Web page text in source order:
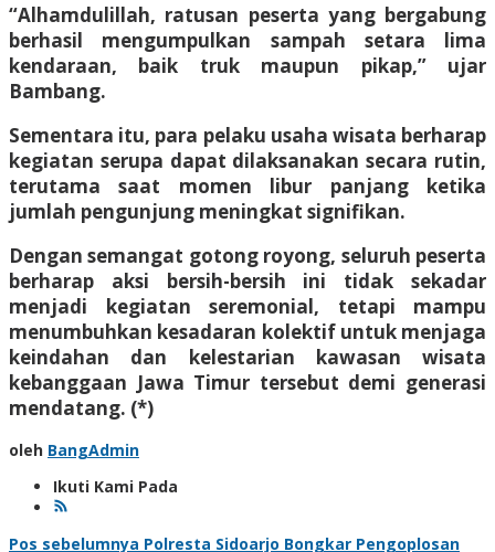
“Alhamdulillah, ratusan peserta yang bergabung
berhasil mengumpulkan sampah setara lima
kendaraan, baik truk maupun pikap,” ujar
Bambang.
Sementara itu, para pelaku usaha wisata berharap
kegiatan serupa dapat dilaksanakan secara rutin,
terutama saat momen libur panjang ketika
jumlah pengunjung meningkat signifikan.
Dengan semangat gotong royong, seluruh peserta
berharap aksi bersih-bersih ini tidak sekadar
menjadi kegiatan seremonial, tetapi mampu
menumbuhkan kesadaran kolektif untuk menjaga
keindahan dan kelestarian kawasan wisata
kebanggaan Jawa Timur tersebut demi generasi
mendatang. (*)
oleh BangAdmin
Ikuti Kami Pada
Pos sebelumnya Polresta Sidoarjo Bongkar Pengoplosan